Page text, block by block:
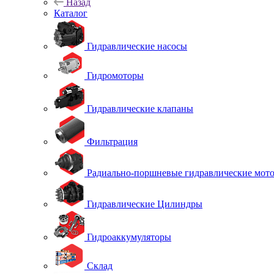
Назад
Каталог
Гидравлические насосы
Гидромоторы
Гидравлические клапаны
Фильтрация
Радиально-поршневые гидравлические
Гидравлические Цилиндры
Гидроаккумуляторы
Склад